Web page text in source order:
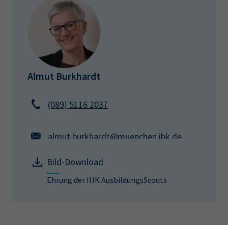
Almut Burkhardt
(089) 5116 2037
almut.burkhardt@muenchen.ihk.de
Bild-Download
Ehrung der IHK AusbildungsScouts